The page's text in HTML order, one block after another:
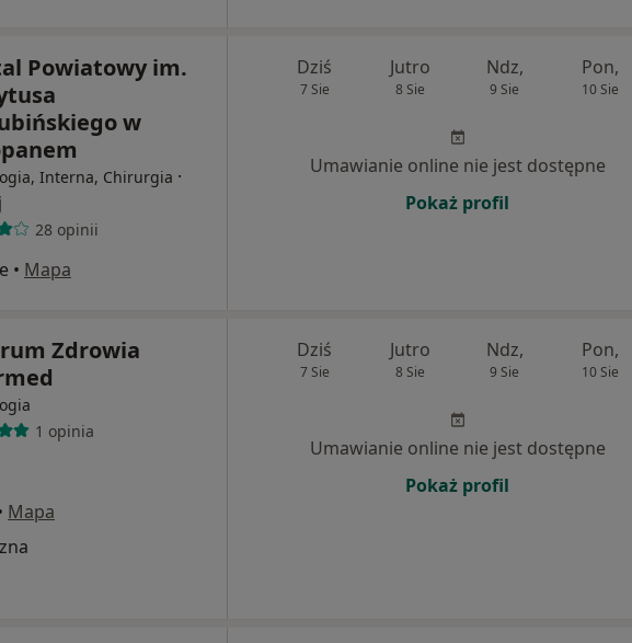
Powiatowy im.
w
Interna, Chirurgia ·
28 opinii
• Mapa
Dziś
7 Sie
Jutro
8 Sie
Ndz,
9 Sie
Pon,
10 Sie
Umawianie online nie jest dostępne
Pokaż profil
Zdrowia
1 opinia
Mapa
Dziś
7 Sie
Jutro
8 Sie
Ndz,
9 Sie
Pon,
10 Sie
Umawianie online nie jest dostępne
Pokaż profil